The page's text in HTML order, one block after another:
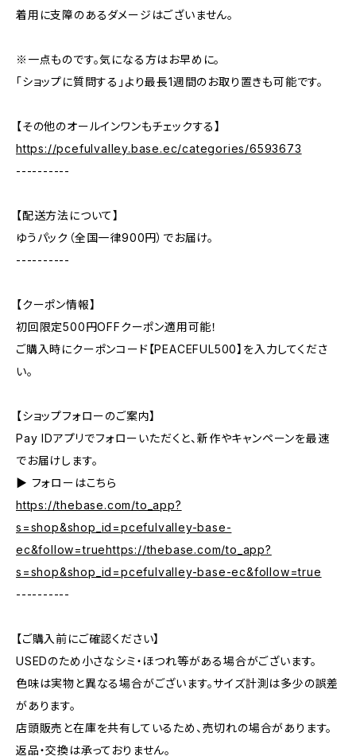
着用に支障のあるダメージはございません。
※一点ものです。気になる方はお早めに。
「ショップに質問する」より最長1週間のお取り置きも可能です。
【その他のオールインワンもチェックする】
https://pcefulvalley.base.ec/categories/6593673
----------
【配送方法について】
ゆうパック（全国一律900円）でお届け。
----------
【クーポン情報】
初回限定500円OFFクーポン適用可能！
ご購入時にクーポンコード【PEACEFUL500】を入力してくださ
い。
【ショップフォローのご案内】
Pay IDアプリでフォローいただくと、新作やキャンペーンを最速
でお届けします。
▶︎ フォローはこちら
https://thebase.com/to_app?
s=shop&shop_id=pcefulvalley-base-
ec&follow=truehttps://thebase.com/to_app?
s=shop&shop_id=pcefulvalley-base-ec&follow=true
----------
【ご購入前にご確認ください】
USEDのため小さなシミ・ほつれ等がある場合がございます。
色味は実物と異なる場合がございます。サイズ計測は多少の誤差
があります。
店頭販売と在庫を共有しているため、売切れの場合があります。
返品・交換は承っておりません。